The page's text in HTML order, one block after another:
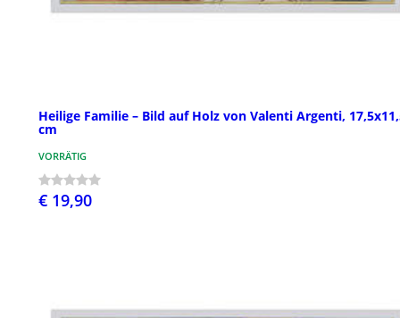
Heilige Familie – Bild auf Holz von Valenti Argenti,
cm
VORRÄTIG
€ 19,90